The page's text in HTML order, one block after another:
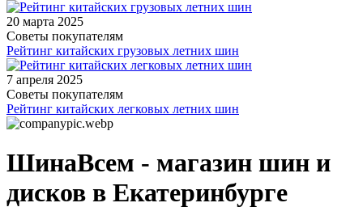
20 марта 2025
Советы покупателям
Рейтинг китайских грузовых летних шин
7 апреля 2025
Советы покупателям
Рейтинг китайских легковых летних шин
ШинаВсем - магазин шин и
дисков в Екатеринбурге